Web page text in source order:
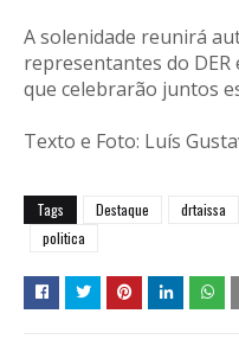
A solenidade reunirá
representantes do DER
que celebrarão juntos
Texto e Foto: Luís
Tags Destaque drtaissa
politica